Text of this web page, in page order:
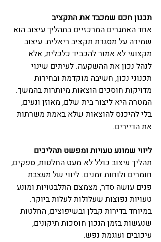
תכנון חכם שמכבד את התקציב
אחד האתגרים המרכזיים בתהליך עיצוב הוא
שמירה על מסגרת תקציב ריאלית. עיצוב
מקצועי לא אמור להכביד כלכלית, אלא
לנהל נכון את ההשקעה. לעיתים שינוי
תכנוני נכון, חשיבה מוקדמת ובחירות
מדויקות חוסכים הוצאות מיותרות בהמשך.
המטרה היא ליצור בית שלם, מאוזן ונעים,
בלי להיכנס להוצאות שלא באמת משרתות
את הדיירים.
ליווי שמונע טעויות ומפשט תהליכים
תהליך עיצוב כולל לא מעט החלטות, ספקים,
חומרים ולוחות זמנים. ליווי של מעצבת
פנים עושה סדר, מצמצם התלבטויות ומונע
טעויות נפוצות שעלולות לעלות ביוקר.
במיוחד בדירות קבלן ובשיפוצים, החלטות
שנעשות בזמן הנכון חוסכות תיקונים,
עיכובים ועוגמת נפש.